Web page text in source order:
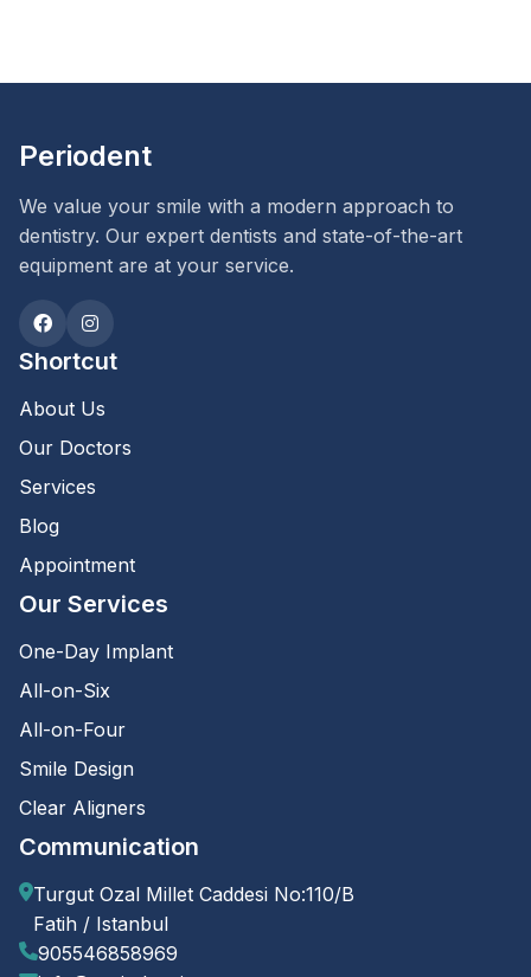
Periodent
We value your smile with a modern approach to
dentistry. Our expert dentists and state-of-the-art
equipment are at your service.
Shortcut
About Us
Our Doctors
Services
Blog
Appointment
Our Services
One-Day Implant
All-on-Six
All-on-Four
Smile Design
Clear Aligners
Communication
Turgut Ozal Millet Caddesi No:110/B
Fatih / Istanbul
905546858969